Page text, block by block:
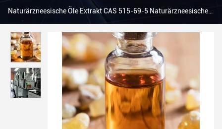
Naturärzneesische Öle Extrakt CAS 515-69-5 Naturärzneesische